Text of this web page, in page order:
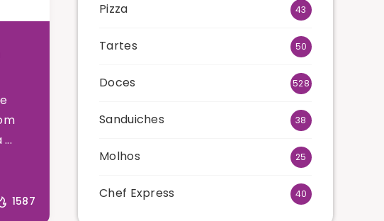
1587
Pizza 43
Tartes 50
Doces 528
Sanduiches 38
Molhos 25
Chef Express 40